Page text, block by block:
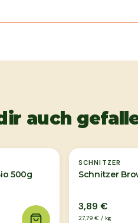
auch
500g
SCHNITZER
Schnitzer
3,89 €
27,79 € / kg